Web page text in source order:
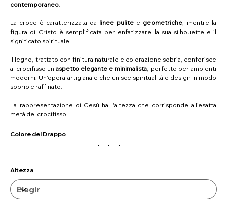
contemporaneo.
La croce è caratterizzata da linee pulite e geometriche, mentre la
figura di Cristo è semplificata per enfatizzare la sua silhouette e il
significato spirituale.
Il legno, trattato con finitura naturale e colorazione sobria, conferisce
al crocifisso unaspetto elegante e minimalista, perfetto per ambienti
moderni. Un’opera artigianale che unisce spiritualità e design in modo
sobrio e raffinato.
La rappresentazione di Gesù ha l'altezza che corrisponde all'esatta
metà del crocifisso.
Colore del Drappo
Altezza